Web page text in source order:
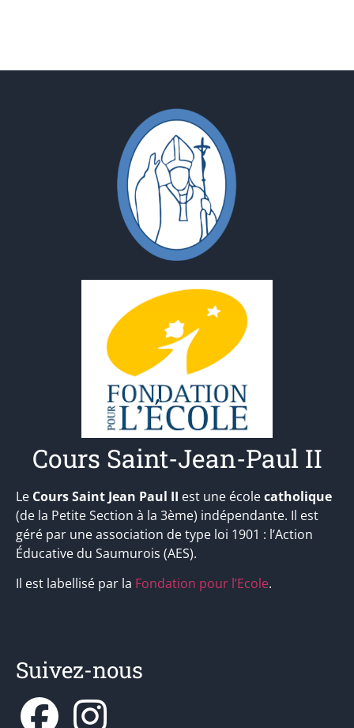
Cours Saint-Jean-Paul II
Le Cours Saint Jean Paul II est une écolecatholique
(de la Petite Section à la 3ème) indépendante. Il est
géré par une association de type loi 1901 : l’Action
Éducative du Saumurois (AES).
Il est labellisé par la Fondation pour l’Ecole.
Suivez-nous